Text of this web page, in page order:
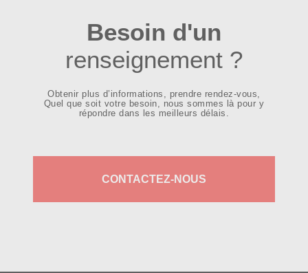
Besoin d'un
renseignement ?
Obtenir plus d’informations, prendre rendez-vous,
Quel que soit votre besoin, nous sommes là pour y
répondre dans les meilleurs délais.
CONTACTEZ-NOUS